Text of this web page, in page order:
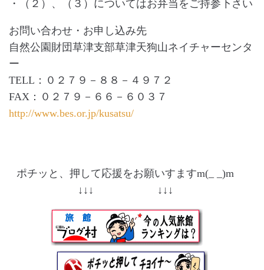
・（２）、（３）についてはお弁当をご持参下さい
お問い合わせ・お申し込み先
自然公園財団草津支部草津天狗山ネイチャーセンタ
ー
TELL：０２７９－８８－４９７２
FAX：０２７９－６６－６０３７
http://www.bes.or.jp/kusatsu/
ポチッと、押して応援をお願いすますm(_ _)m
↓↓↓ ↓↓↓